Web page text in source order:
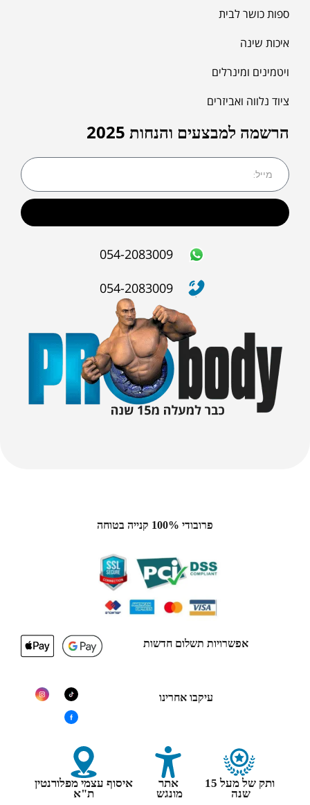
ספות כושר לבית
איכות שינה
ויטמינים ומינרלים
ציוד נלווה ואביזרים
הרשמה למבצעים והנחות 2025
054-2083009
054-2083009
פרובודי 100% קנייה בטוחה
אפשרויות תשלום חדשות
עיקבו אחרינו
ותק של מעל 15
שנה
אתר
מונגש
איסוף עצמי מפלורנטין
ת"א